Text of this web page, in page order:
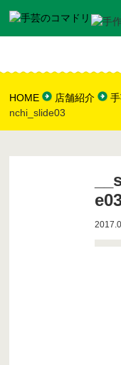
HOME 店舗紹介
nchi_slide03